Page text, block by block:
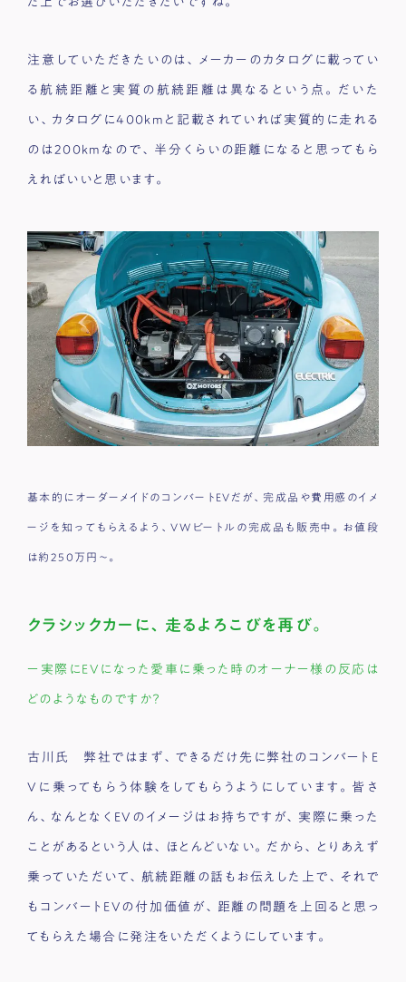
注意していただきたいのは、メーカーのカタログに載ってい
る航続距離と実質の航続距離は異なるという点。だいた
い、カタログに400kmと記載されていれば実質的に走れる
のは200kmなので、半分くらいの距離になると思ってもら
えればいいと思います。
基本的にオーダーメイドのコンバートEVだが、完成品や費用感のイメ
ージを知ってもらえるよう、VWビートルの完成品も販売中。お値段
は約250万円〜。
クラシックカーに、走るよろこびを再び。
ー実際にEVになった愛車に乗った時のオーナー様の反応は
どのようなものですか？
古川氏 弊社ではまず、できるだけ先に弊社のコンバートE
Vに乗ってもらう体験をしてもらうようにしています。皆さ
ん、なんとなくEVのイメージはお持ちですが、実際に乗った
ことがあるという人は、ほとんどいない。だから、とりあえず
乗っていただいて、航続距離の話もお伝えした上で、それで
もコンバートEVの付加価値が、距離の問題を上回ると思っ
てもらえた場合に発注をいただくようにしています。